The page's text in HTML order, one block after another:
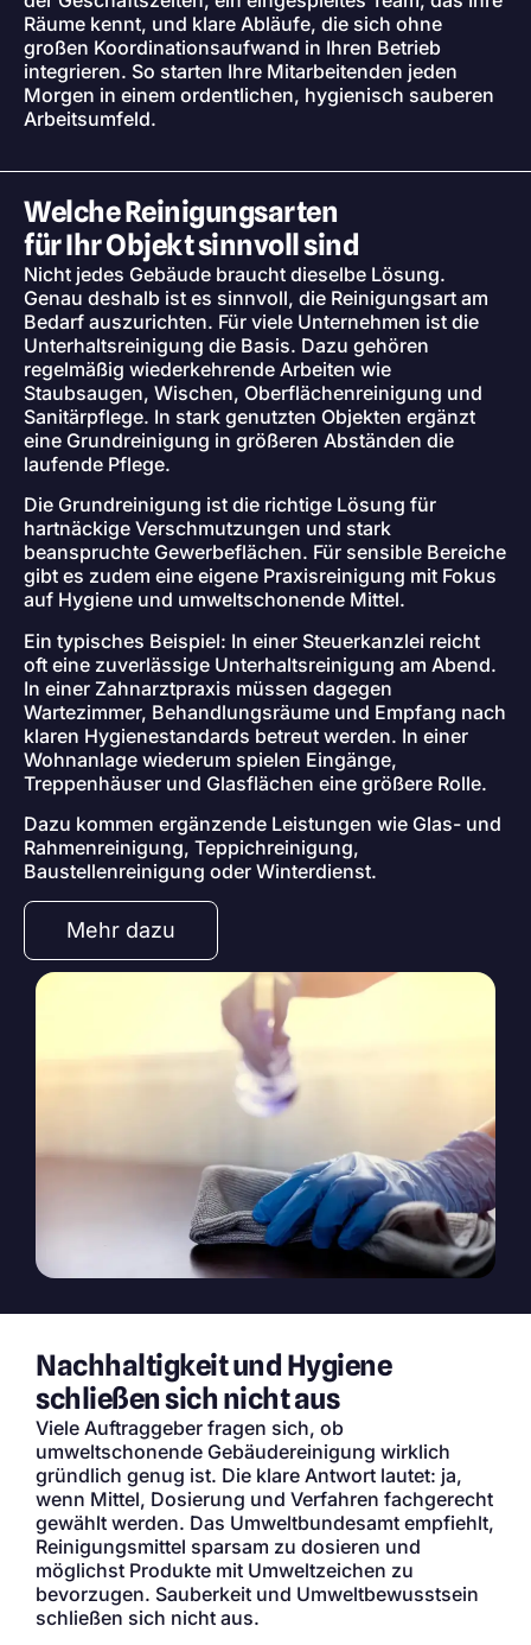
Räume kennt, und klare Abläufe, die sich ohne
großen Koordinationsaufwand in Ihren Betrieb
integrieren. So starten Ihre Mitarbeitenden jeden
Morgen in einem ordentlichen, hygienisch sauberen
Arbeitsumfeld.
Welche Reinigungsarten
für Ihr Objekt sinnvoll sind
Nicht jedes Gebäude braucht dieselbe Lösung.
Genau deshalb ist es sinnvoll, die Reinigungsart am
Bedarf auszurichten. Für viele Unternehmen ist die
Unterhaltsreinigung die Basis. Dazu gehören
regelmäßig wiederkehrende Arbeiten wie
Staubsaugen, Wischen, Oberflächenreinigung und
Sanitärpflege. In stark genutzten Objekten ergänzt
eine Grundreinigung in größeren Abständen die
laufende Pflege.
Die Grundreinigung ist die richtige Lösung für
hartnäckige Verschmutzungen und stark
beanspruchte Gewerbeflächen. Für sensible Bereiche
gibt es zudem eine eigene Praxisreinigung mit Fokus
auf Hygiene und umweltschonende Mittel.
Ein typisches Beispiel: In einer Steuerkanzlei reicht
oft eine zuverlässige Unterhaltsreinigung am Abend.
In einer Zahnarztpraxis müssen dagegen
Wartezimmer, Behandlungsräume und Empfang nach
klaren Hygienestandards betreut werden. In einer
Wohnanlage wiederum spielen Eingänge,
Treppenhäuser und Glasflächen eine größere Rolle.
Dazu kommen ergänzende Leistungen wie Glas- und
Rahmenreinigung, Teppichreinigung,
Baustellenreinigung oder Winterdienst.
Mehr dazu
Nachhaltigkeit und Hygiene
schließen sich nicht aus
Viele Auftraggeber fragen sich, ob
umweltschonende Gebäudereinigung wirklich
gründlich genug ist. Die klare Antwort lautet: ja,
wenn Mittel, Dosierung und Verfahren fachgerecht
gewählt werden. Das Umweltbundesamt empfiehlt,
Reinigungsmittel sparsam zu dosieren und
möglichst Produkte mit Umweltzeichen zu
bevorzugen. Sauberkeit und Umweltbewusstsein
schließen sich nicht aus.